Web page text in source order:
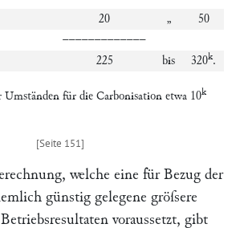
20 „
50
–––––––––––––
225
bis 320k.
für die Carbonisation etwa 10k
welche eine für Bezug der
günstig gelegene gröſsere
voraussetzt, gibt